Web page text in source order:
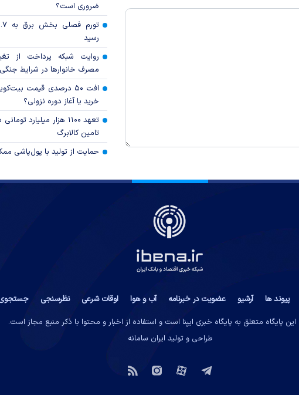
ضروری است؟
رسید
روایت شبکه پرداخت از
مصرف خانوار‌ها در شرایط جنگی
افت ۵۰ درصدی قیمت
خرید یا آغاز دوره نزولی؟
تعهد ۱۱۰۰ هزار میلیارد
تامین کالابرگ
حمایت از تولید با پول‌پاشی
پیوند ها آرشیو عضویت در خبرنامه آب و هوا اوقات شرعی نظرسنجی
جستجوی
پایگاه متعلق به پایگاه خبری ایبِنا است و استفاده از اخبار و محتوا با ذکر منبع مجاز است.
طراحی و تولید ایران سامانه